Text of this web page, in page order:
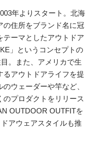
年よりスタート。北海
の住所をブランド名に冠
テーマとしたアウトドア
」というコンセプトの
。また、アメリカで生
るアウトドアライフを提
ウェーダーや竿など、
プロダクトをリリース
OUTDOOR OUTFITを
アウェアスタイルも推